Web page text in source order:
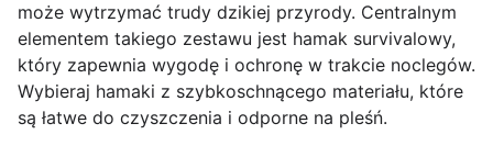
może wytrzymać trudy dzikiej przyrody. Centralnym
elementem takiego zestawu jest hamak survivalowy,
który zapewnia wygodę i ochronę w trakcie noclegów.
Wybieraj hamaki z szybkoschnącego materiału, które
są łatwe do czyszczenia i odporne na pleśń.